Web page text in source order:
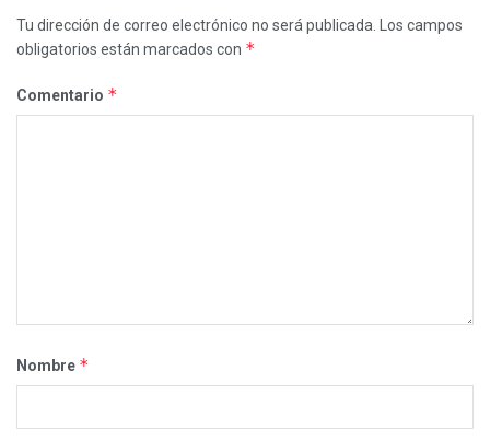
Tu dirección de correo electrónico no será publicada.
Los campos
obligatorios están marcados con *
Comentario *
Nombre *